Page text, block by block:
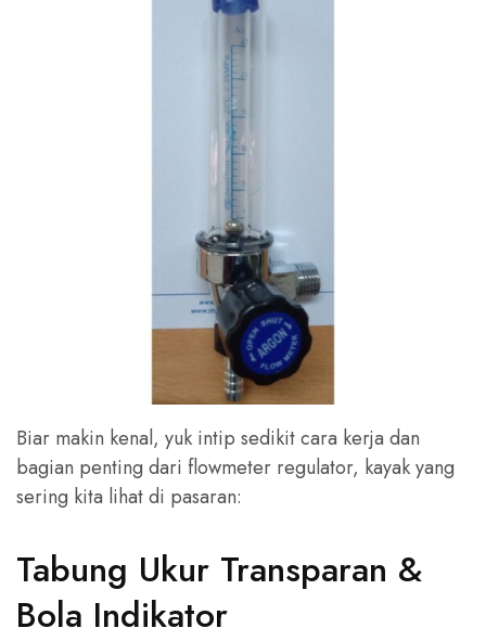
Biar makin kenal, yuk intip sedikit cara kerja dan
bagian penting dari flowmeter regulator, kayak yang
sering kita lihat di pasaran:
Tabung Ukur Transparan &
Bola Indikator